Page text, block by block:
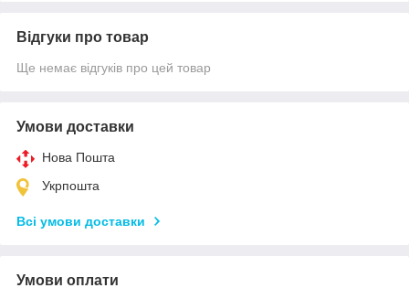
Відгуки про товар
Ще немає відгуків про цей товар
Умови доставки
Нова Пошта
Укрпошта
Всі умови доставки
Умови оплати